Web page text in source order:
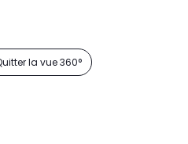
la vue 360°